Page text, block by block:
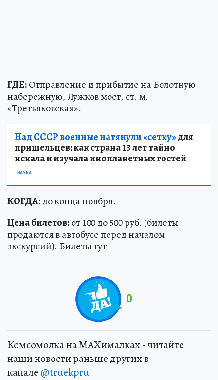
ГДЕ:Отправление и прибытие на Болотную
набережную, Лужков мост, ст. м.
«Третьяковская».
Над СССР военные натянули «сетку»для
пришельцев: как страна 13 лет тайно
искала и изучала инопланетных гостей
НАУКА
КОГДА:до конца ноября.
Цена билетов:от 100 до 500 руб. (билеты
продаются в автобусе перед началом
экскурсий). Билеты тут
0
Комсомолка на MAXималках - читайте
наши новости раньше других в
канале @truekpru